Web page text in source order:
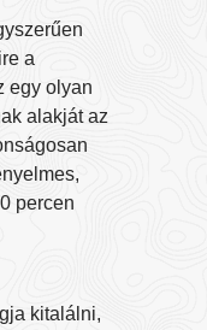
a
egy olyan
alakját az
percen
kitalálni,